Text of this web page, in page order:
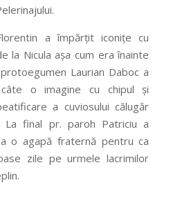
a împărțit iconițe cu
la Nicula așa cum era înainte
Laurian Daboc a
o imagine cu chipul și
a cuviosului călugăr
La final pr. paroh Patriciu a
o agapă fraternă pentru ca
zile pe urmele lacrimilor